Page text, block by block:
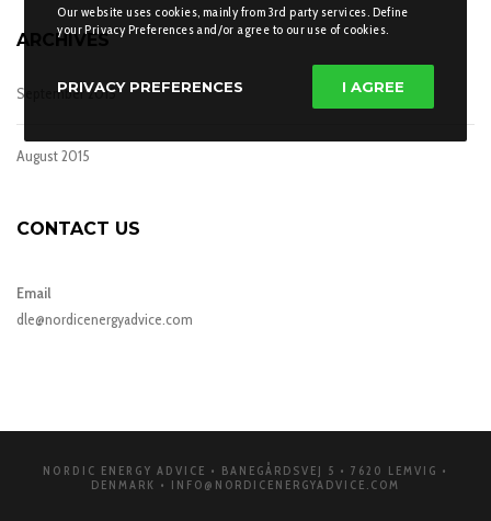
ARCHIVES
September 2015
August 2015
CONTACT US
Email
dle@nordicenergyadvice.com
NORDIC ENERGY ADVICE • BANEGÅRDSVEJ 5 • 7620 LEMVIG •
DENMARK • INFO@NORDICENERGYADVICE.COM
Our website uses cookies, mainly from 3rd party services. Define
your Privacy Preferences and/or agree to our use of cookies.
PRIVACY PREFERENCES I AGREE